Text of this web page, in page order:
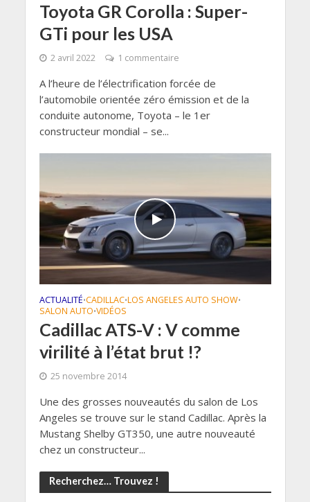
Toyota GR Corolla : Super-
GTi pour les USA
2 avril 2022 1 commentaire
A l’heure de l’électrification forcée de
l’automobile orientée zéro émission et de la
conduite autonome, Toyota – le 1er
constructeur mondial – se...
ACTUALITÉ•CADILLAC•LOS ANGELES AUTO SHOW•
SALON AUTO•VIDÉOS
Cadillac ATS-V : V comme
virilité à l’état brut !?
25 novembre 2014
Une des grosses nouveautés du salon de Los
Angeles se trouve sur le stand Cadillac. Après la
Mustang Shelby GT350, une autre nouveauté
chez un constructeur...
Recherchez… Trouvez !